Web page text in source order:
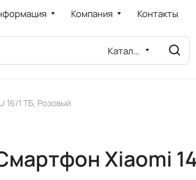
Компания Контакты
Каталог
16/1 ТБ, Розовый
Xiaomi